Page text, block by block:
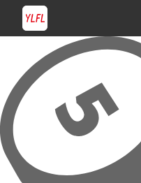
Hoppa till huvudinnehåll